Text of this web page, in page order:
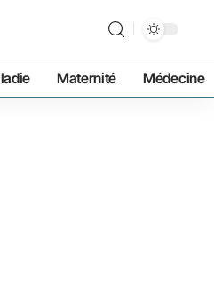
Maternité Médecine